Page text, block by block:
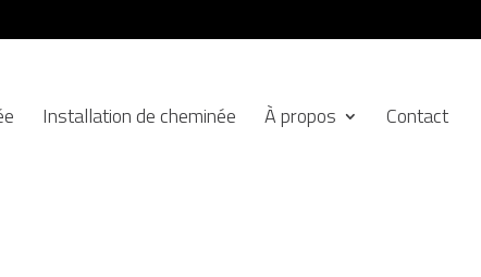
Installation de cheminée À propos Contact